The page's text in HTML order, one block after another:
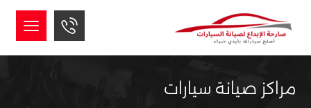
مراكز صيانة سيارات